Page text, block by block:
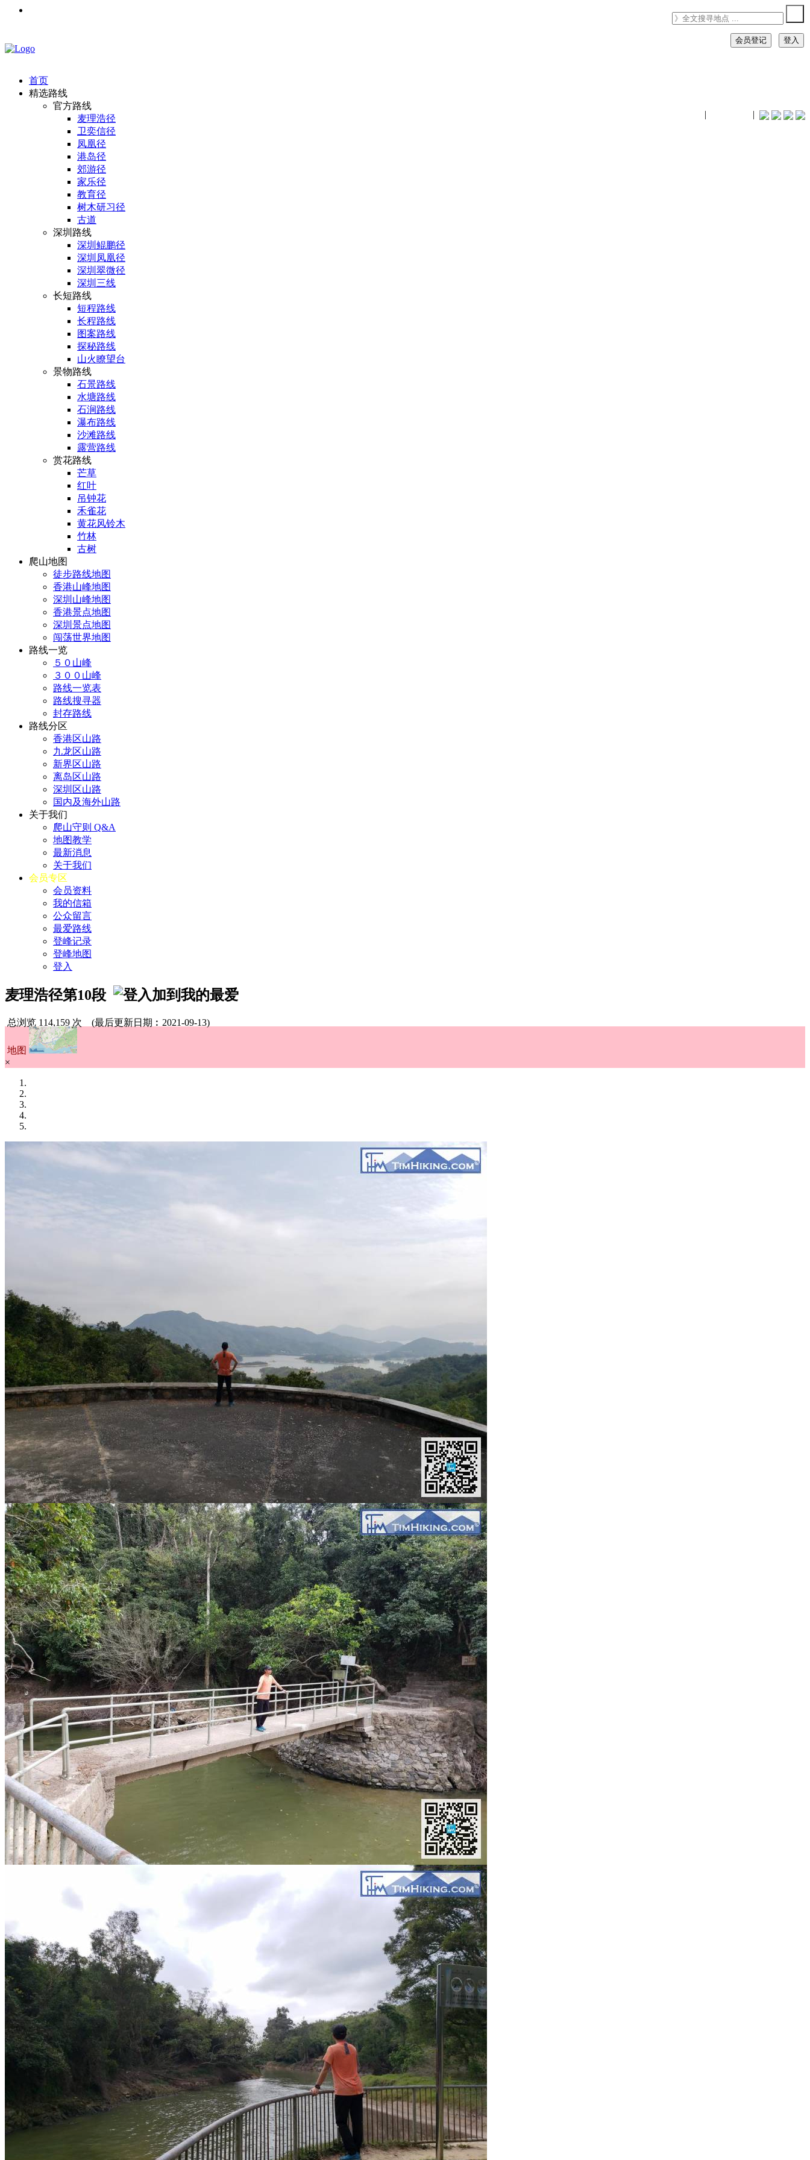
| |
会员登记 登入
首页
精选路线
官方路线
麦理浩径
卫奕信径
凤凰径
港岛径
郊游径
家乐径
教育径
树木研习径
古道
深圳路线
深圳鲲鹏径
深圳凤凰径
深圳翠微径
深圳三线
长短路线
短程路线
长程路线
图案路线
探秘路线
山火瞭望台
景物路线
石景路线
水塘路线
石涧路线
瀑布路线
沙滩路线
露营路线
赏花路线
芒草
红叶
吊钟花
禾雀花
黄花风铃木
竹林
古树
爬山地图
徒步路线地图
香港山峰地图
深圳山峰地图
香港景点地图
深圳景点地图
闯荡世界地图
路线一览
５０山峰
３００山峰
路线一览表
路线搜寻器
封存路线
路线分区
香港区山路
九龙区山路
新界区山路
离岛区山路
深圳区山路
国内及海外山路
关于我们
爬山守则 Q&A
地图教学
最新消息
关于我们
会员专区
会员资料
我的信箱
公众留言
最爱路线
登峰记录
登峰地图
登入
麦理浩径第10段
总浏览 114,159 次 (最后更新日期︰2021-09-13)
地图
×